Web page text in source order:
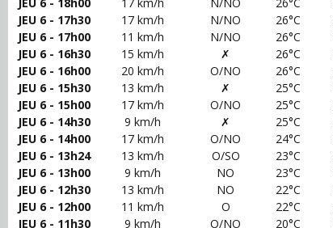
JEU 6 - 17h30
17 km/h N/NO 26°C
JEU 6 - 17h00
11 km/h N/NO 26°C
JEU 6 - 16h30
15 km/h ✗ 26°C
JEU 6 - 16h00
20 km/h O/NO 26°C
JEU 6 - 15h30
13 km/h ✗ 25°C
JEU 6 - 15h00
17 km/h O/NO 25°C
JEU 6 - 14h30
9 km/h ✗ 25°C
JEU 6 - 14h00
17 km/h O/NO 24°C
JEU 6 - 13h24
13 km/h O/SO 23°C
JEU 6 - 13h00
9 km/h NO 23°C
JEU 6 - 12h30
13 km/h NO 22°C
JEU 6 - 12h00
11 km/h O 22°C
JEU 6 - 11h30
9 km/h O/NO 20°C